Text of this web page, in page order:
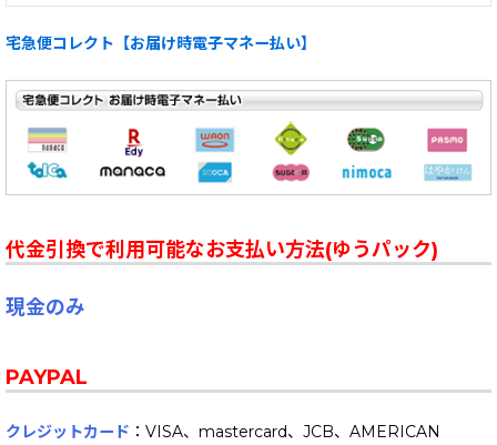
宅急便コレクト【お届け時電子マネー払い】
代金引換で利用可能なお支払い方法(ゆうパック)
現金のみ
PAYPAL
クレジットカード ：VISA、mastercard、JCB、AMERICAN